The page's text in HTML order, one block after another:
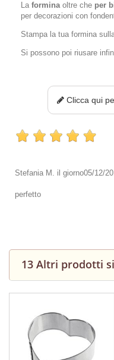
La formina oltre che per
per decorazioni con
Stampa la tua formina
Si possono poi riusare
Clicca qui
Stefania M. il giorno05/12/
perfetto
13 Altri prodotti